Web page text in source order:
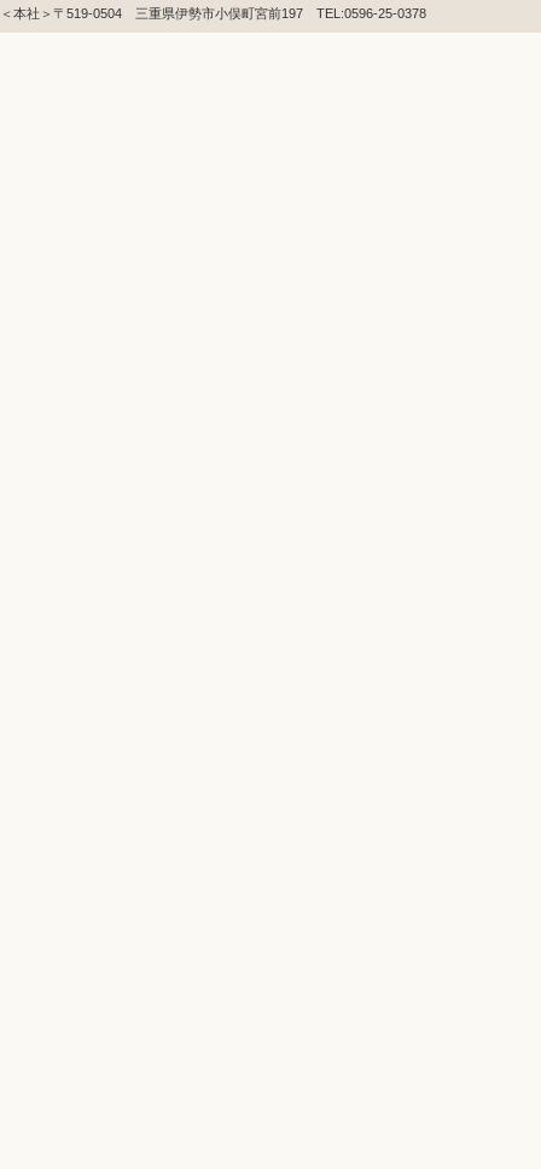
＜本社＞〒519-0504 三重県伊勢市小俣町宮前197 TEL:0596-25-0378